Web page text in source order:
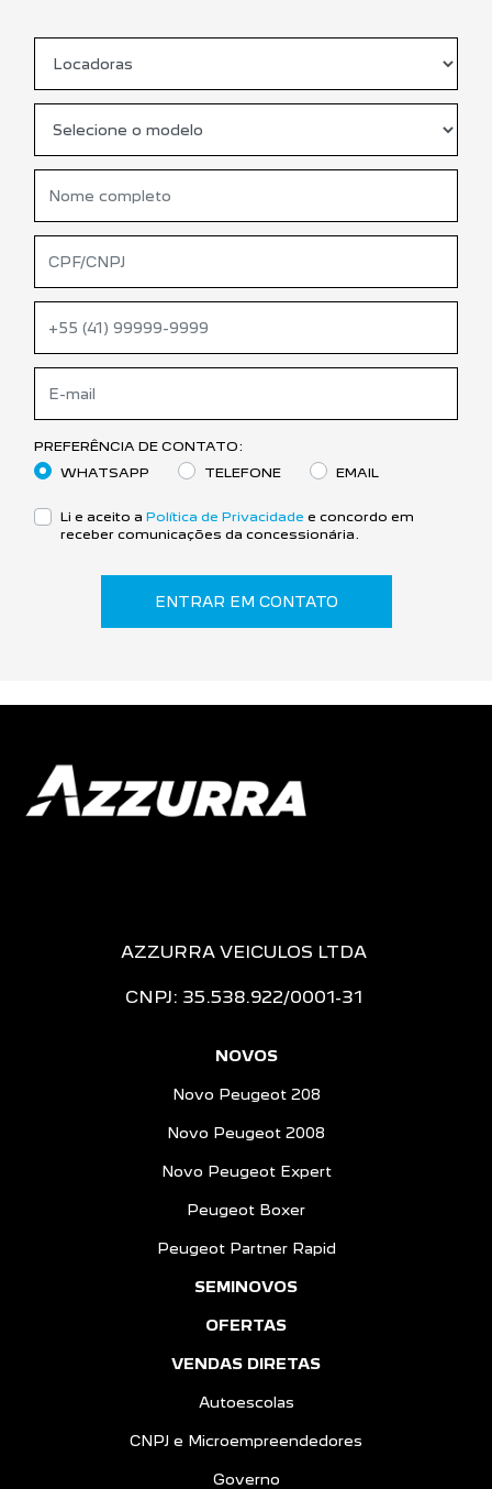
PREFERÊNCIA DE CONTATO:
WHATSAPP
TELEFONE EMAIL
Li e aceito a Política de Privacidade e concordo em
receber comunicações da concessionária.
ENTRAR EM CONTATO
AZZURRA VEICULOS LTDA
CNPJ: 35.538.922/0001-31
NOVOS
Novo Peugeot 208
Novo Peugeot 2008
Novo Peugeot Expert
Peugeot Boxer
Peugeot Partner Rapid
SEMINOVOS
OFERTAS
VENDAS DIRETAS
Autoescolas
CNPJ e Microempreendedores
Governo